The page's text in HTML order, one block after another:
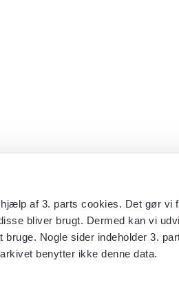
af 3. parts cookies. Det gør vi
bliver brugt. Dermed kan vi
Nogle sider indeholder 3.
benytter ikke denne data.